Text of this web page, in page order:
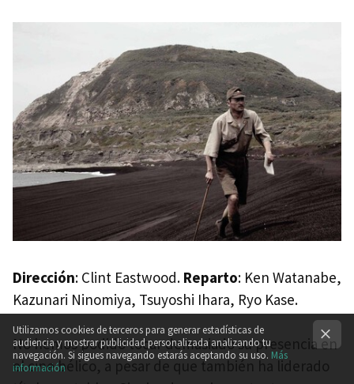
Dirección: Clint Eastwood. Reparto: Ken Watanabe,
Kazunari Ninomiya, Tsuyoshi Ihara, Ryo Kase.
No hemos podido tocar demasiado su presencia en
el cine bélico, a pesar de que también ha liderado
Utilizamos cookies de terceros para generar estadísticas de
audiencia y mostrar publicidad personalizada analizando tu
navegación. Si sigues navegando estarás aceptando su uso. Más
información